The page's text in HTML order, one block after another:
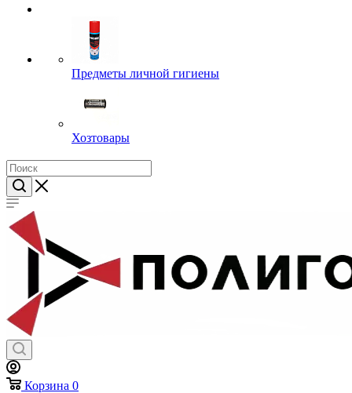
Предметы личной гигиены
Хозтовары
Корзина 0